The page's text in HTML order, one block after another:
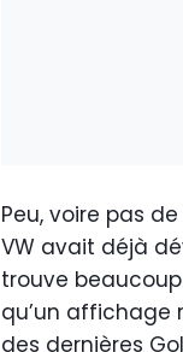
Peu, voire pas
VW avait déjà
trouve
qu’un affichage
des dernières